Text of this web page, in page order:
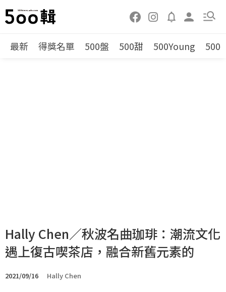
最新 得獎名單 500盤 500甜 500Young 500
Hally Chen／秋波名曲珈琲：潮流文化
遇上復古喫茶店，融合新舊元素的
2021/09/16 Hally Chen